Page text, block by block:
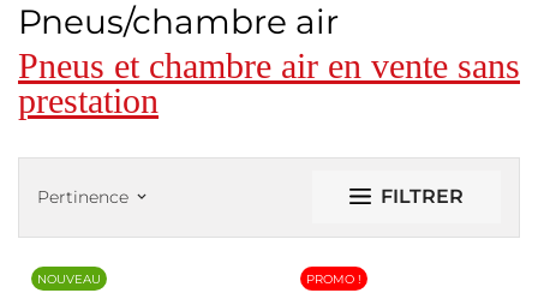
Pneus/chambre air
Pneus et chambre air en vente sans
prestation
Pertinence keyboard_arrow_down FILTRER
NOUVEAU
PROMO !